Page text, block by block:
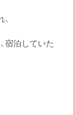
宿泊していた